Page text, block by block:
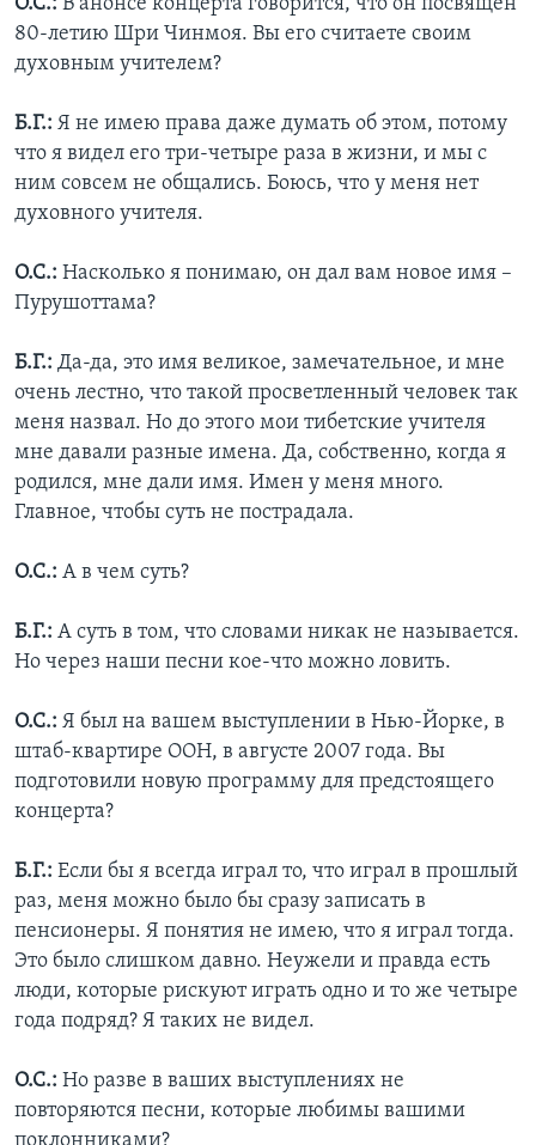
О.С.: В анонсе концерта говорится, что он посвящен
80-летию Шри Чинмоя. Вы его считаете своим
духовным учителем?
Б.Г.: Я не имею права даже думать об этом, потому
что я видел его три-четыре раза в жизни, и мы с
ним совсем не общались. Боюсь, что у меня нет
духовного учителя.
О.С.: Насколько я понимаю, он дал вам новое имя –
Пурушоттама?
Б.Г.: Да-да, это имя великое, замечательное, и мне
очень лестно, что такой просветленный человек так
меня назвал. Но до этого мои тибетские учителя
мне давали разные имена. Да, собственно, когда я
родился, мне дали имя. Имен у меня много.
Главное, чтобы суть не пострадала.
О.С.: А в чем суть?
Б.Г.: А суть в том, что словами никак не называется.
Но через наши песни кое-что можно ловить.
О.С.: Я был на вашем выступлении в Нью-Йорке, в
штаб-квартире ООН, в августе 2007 года. Вы
подготовили новую программу для предстоящего
концерта?
Б.Г.: Если бы я всегда играл то, что играл в прошлый
раз, меня можно было бы сразу записать в
пенсионеры. Я понятия не имею, что я играл тогда.
Это было слишком давно. Неужели и правда есть
люди, которые рискуют играть одно и то же четыре
года подряд? Я таких не видел.
О.С.: Но разве в ваших выступлениях не
повторяются песни, которые любимы вашими